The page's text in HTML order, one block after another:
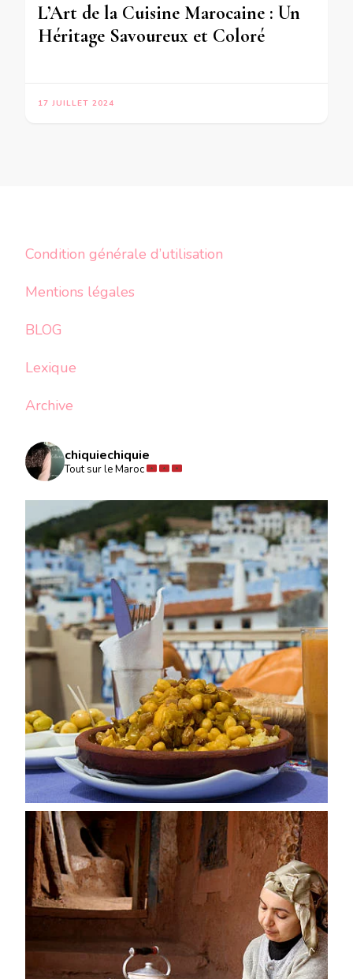
L’Art de la Cuisine Marocaine : Un
Héritage Savoureux et Coloré
17 JUILLET 2024
Condition générale d’utilisation
Mentions légales
BLOG
Lexique
Archive
chiquiechiquie
Tout sur le Maroc